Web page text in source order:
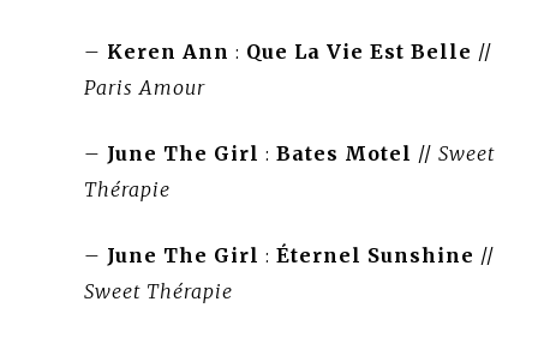
– Keren Ann : Que La Vie Est Belle //
Paris Amour
– June The Girl : Bates Motel // Sweet
Thérapie
– June The Girl : Éternel Sunshine //
Sweet Thérapie